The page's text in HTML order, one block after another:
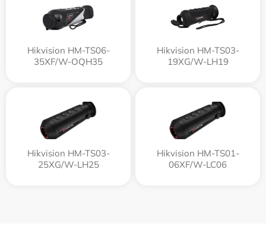
Hikvision HM-TS06-
35XF/W-OQH35
Hikvision HM-TS03-
19XG/W-LH19
Hikvision HM-TS03-
25XG/W-LH25
Hikvision HM-TS01-
06XF/W-LC06